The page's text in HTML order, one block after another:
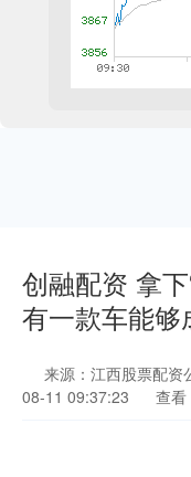
创融配资 拿
有一款车能
来源：江西股票配资
08-11 09:37:23
查看